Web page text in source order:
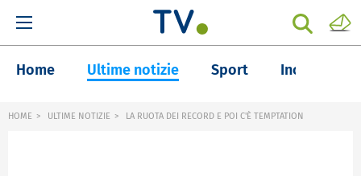
Home Ultime notizie Sport Inchieste
HOME ULTIME NOTIZIE LA RUOTA DEI RECORD E POI C'È TEMPTATION